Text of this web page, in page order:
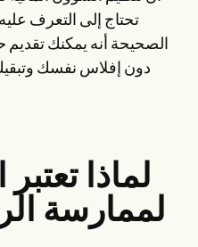
تحتاج إلى التعرف
الصحيحة أنه يمكنك تقديم
دون إفلاس نفسك
لماذا
لممارسة